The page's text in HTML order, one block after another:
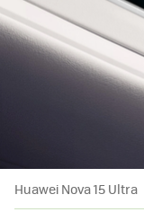
Huawei Nova 15 Ultra